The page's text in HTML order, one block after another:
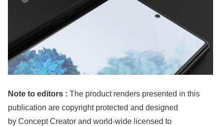
Note to editors : The product renders presented in this
publication are copyright protected and designed
by Concept Creator and world-wide licensed to